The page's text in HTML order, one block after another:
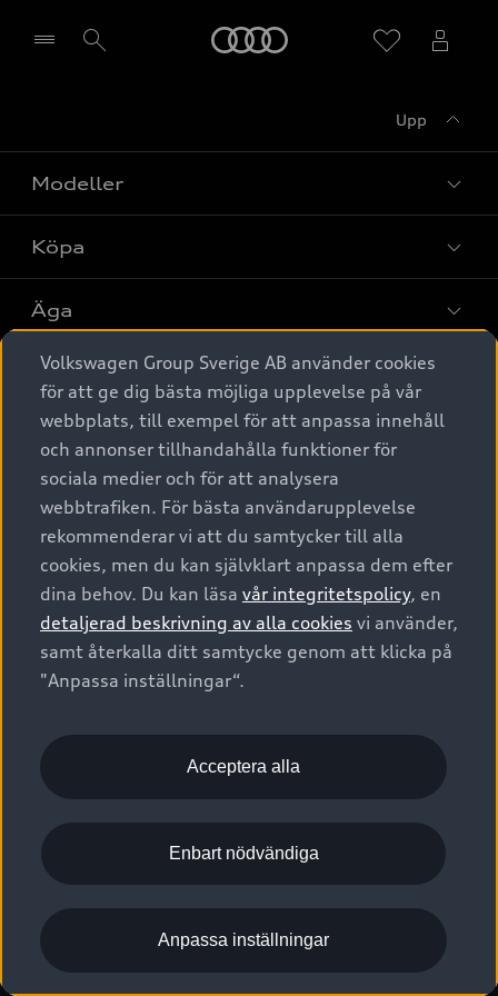
Volkswagen Group Sverige AB använder cookies
för att ge dig bästa möjliga upplevelse på vår
webbplats, till exempel för att anpassa innehåll
och annonser tillhandahålla funktioner för
sociala medier och för att analysera
webbtrafiken. För bästa användarupplevelse
rekommenderar vi att du samtycker till alla
cookies, men du kan självklart anpassa dem efter
dina behov. Du kan läsa vår integritetspolicy, en
detaljerad beskrivning av alla cookies vi använder,
samt återkalla ditt samtycke genom att klicka på
"Anpassa inställningar“.
Acceptera alla
Enbart nödvändiga
Anpassa inställningar
Upp
Modeller
Alla modeller
Elbilar
A6 modellerna
SUV
Avant
Audi Sport
Köpa
Privaterbjudanden
Privatleasing
Nya bilar i lager
Begagnade bilar i lager
Audi approved :plus - så gott som nya
Finansiering
Audi exclusive
Provkörning
Äga
Service & tillbehör
Audi digital services
Originaltillbehör - köp online
Garantier
Försäkring
Digitala manualer för din Audi
Audi Collection – livsstilsartiklar
Vanliga frågor
2G/3G nätet stängs ned - Hur påverkas min bil av detta?
Tjänstebil
Tjänstebil
Business lease online
Företagsleasing
Om Audi Sverige
Kontakta oss
Audi Återförsäljare/-serviceverkstad
myAudi
Pressmeddelanden
Nyhetsbrev
Vårt hållbarhetsarbete
Lediga tjänster huvudkontor
Lediga tjänster hos Audi Återförsäljare
Kommentar till mediauppgifter om dataläcka
© 2026 AUDI SVERIGE. All Rights Reserved.
Utgivare Juridiskt
Juridiskt Audi AG
Juridiskt Audi Digital Giveaway
Anpassa inställningar för cookies
Visselblåsarkanaler